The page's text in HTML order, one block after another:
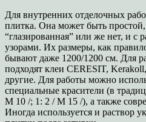
Для внутренних отделочных
плитка. Она может быть
“глазированная” или же нет, и с
узорами. Их размеры, как
бывают даже 1200/1200 см. Для
подходят клеи CERESIT,
другие. Для работы можно
специальные красители (в
M 10 /; 1: 2 / M 15 /), а также
Иногда используется и раствор